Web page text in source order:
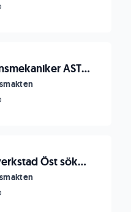
Fordonsmekaniker AST Markverkstad Eksjö
Markverkstad Öst söker svetsare/mekaniker till Eksjö